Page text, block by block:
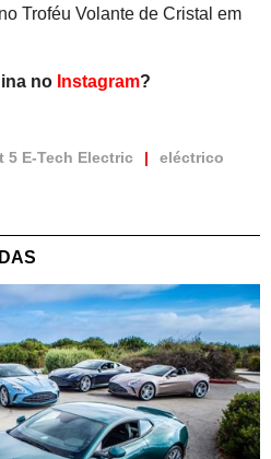
Troféu Volante de Cristal em
no Instagram?
5 E-Tech Electric eléctrico